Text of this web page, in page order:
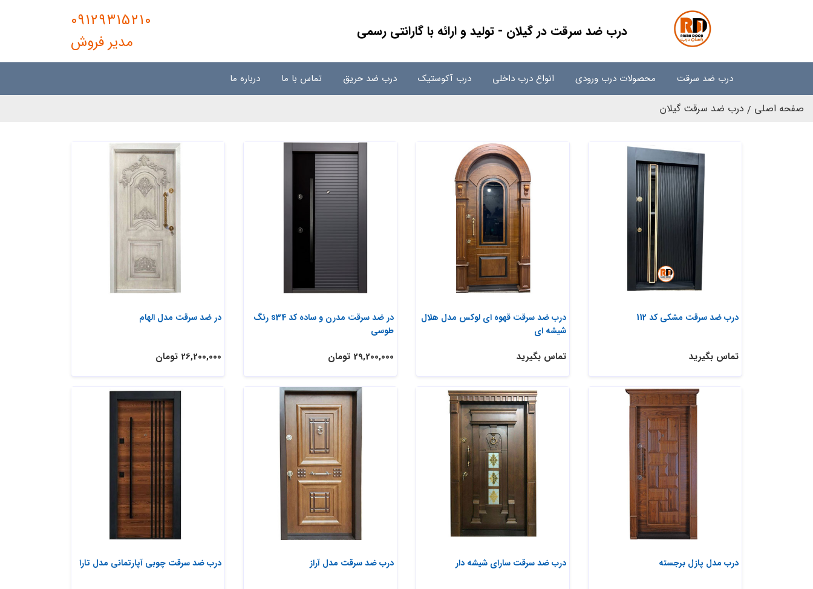
درب ضد سرقت در گیلان - تولید و ارائه با گارانتی رسمی
09129315210
مدیر فروش
درب ضد سرقت محصولات درب ورودی انواع درب داخلی درب آکوستیک درب ضد حریق تماس با ما درباره ما
صفحه اصلی درب ضد سرقت گیلان
درب ضد سرقت مشکی کد 112
تماس بگیرید
درب ضد سرقت قهوه ای لوکس مدل هلال
شیشه ای
تماس بگیرید
در ضد سرقت مدرن و ساده کد s34 رنگ
طوسی
29,200,000 تومان
در ضد سرقت مدل الهام
26,200,000 تومان
درب مدل پازل برجسته درب ضد سرقت سارای شیشه دار درب ضد سرقت مدل آراز درب ضد سرقت چوبی آپارتمانی مدل تارا